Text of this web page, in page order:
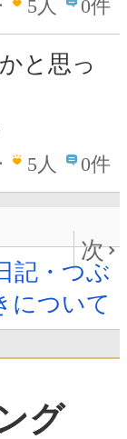
5人 0件
と思っ
5人 0件
次
記・つぶ
について
グ